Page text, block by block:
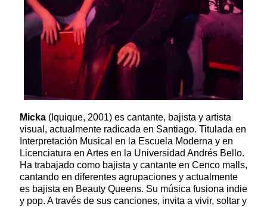
Micka (Iquique, 2001) es cantante, bajista y artista
visual, actualmente radicada en Santiago. Titulada en
Interpretación Musical en la Escuela Moderna y en
Licenciatura en Artes en la Universidad Andrés Bello.
Ha trabajado como bajista y cantante en Cenco malls,
cantando en diferentes agrupaciones y actualmente
es bajista en Beauty Queens. Su música fusiona indie
y pop. A través de sus canciones, invita a vivir, soltar y